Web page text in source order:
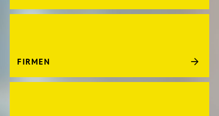
FIRMEN